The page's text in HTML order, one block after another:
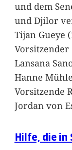
und dem
und Djilor
Tijan Gueye
Vorsitzender
Lansana
Hanne
Vorsitzende
Jordan von
Hilfe, die in